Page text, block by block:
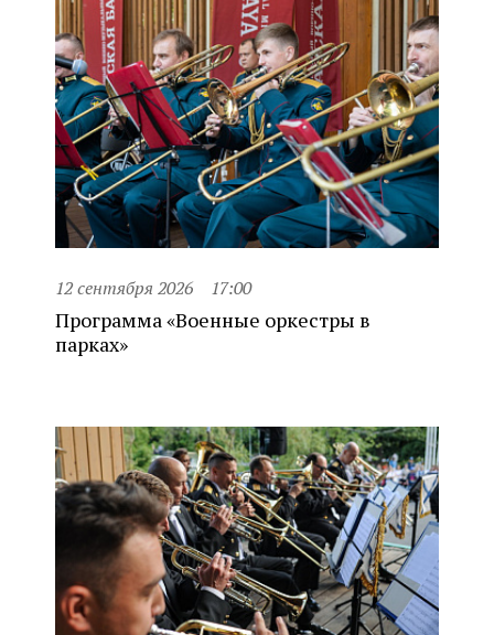
12 сентября 2026 17:00
Программа «Военные оркестры в
парках»